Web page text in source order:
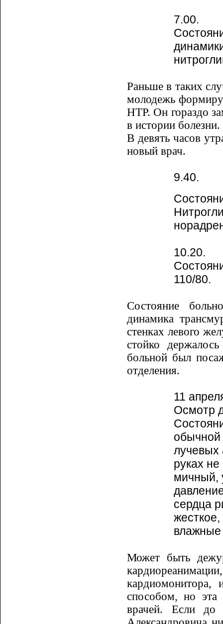
7.00.
Раньше в таких
молодежь
НТР. Он гораздо
в истории болезни.
В девять часов
новый врач.
9.40.
10.20.
110/80.
Состояние
динамика
стенках левого
стойко
больной был
отде­ления.
11
Осмотр
обычной
лучевых
руках
мичный,
сердца
влажные
Может быть
кардиомонитора,
способом, но эта
врачей. Если до